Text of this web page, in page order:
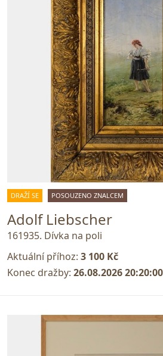
DRAŽÍ SE POSOUZENO ZNALCEM
Adolf Liebscher
161935. Dívka na poli
Aktuální příhoz: 3 100 Kč
Konec dražby: 26.08.2026 20:20:00